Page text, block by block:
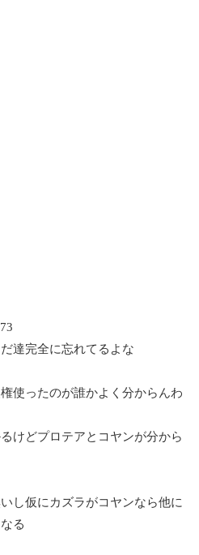
達完全に忘れてるよな
使ったのが誰かよく分からんわ
けどプロテアとコヤンが分から
し仮にカズラがコヤンなら他に
る